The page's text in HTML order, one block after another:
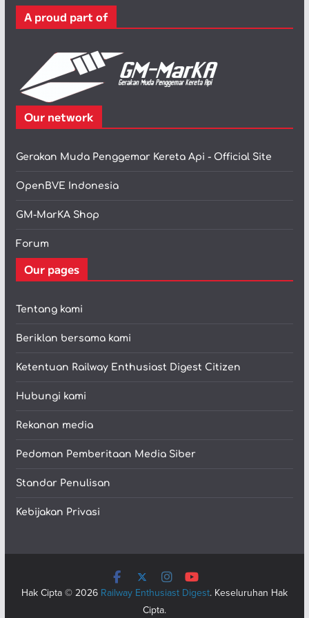
r
A proud part of
Our network
Gerakan Muda Penggemar Kereta Api - Official Site
OpenBVE Indonesia
GM-MarKA Shop
Forum
Our pages
Tentang kami
Beriklan bersama kami
Ketentuan Railway Enthusiast Digest Citizen
Hubungi kami
Rekanan media
Pedoman Pemberitaan Media Siber
Standar Penulisan
Kebijakan Privasi
Hak Cipta © 2026 Railway Enthusiast Digest. Keseluruhan Hak
Cipta.